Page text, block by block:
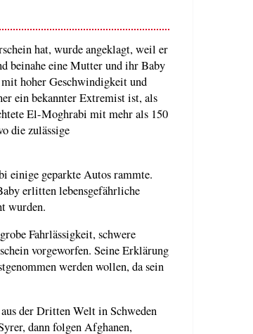
hat, wurde angeklagt, weil er
beinahe eine Mutter und ihr Baby
hoher Geschwindigkeit und
ein bekannter Extremist ist, als
El-Moghrabi mit mehr als 150
die zulässige
einige geparkte Autos rammte.
erlitten lebensgefährliche
wurden.
Fahrlässigkeit, schwere
vorgeworfen. Seine Erklärung
werden wollen, da sein
der Dritten Welt in Schweden
dann folgen Afghanen,